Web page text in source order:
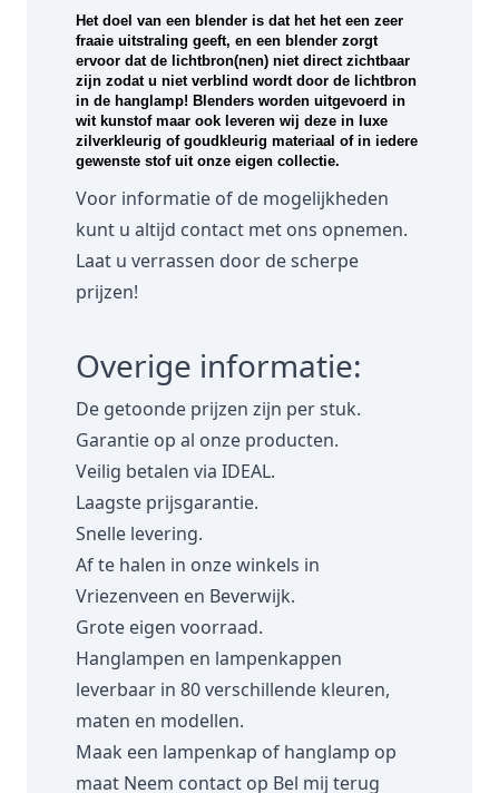
Het doel van een blender is dat het het een zeer
fraaie uitstraling geeft, en een blender zorgt
ervoor dat de lichtbron(nen) niet direct zichtbaar
zijn zodat u niet verblind wordt door de lichtbron
in de hanglamp! Blenders worden uitgevoerd in
wit kunstof maar ook leveren wij deze in luxe
zilverkleurig of goudkleurig materiaal of in iedere
gewenste stof uit onze eigen collectie.
Voor informatie of de mogelijkheden
kunt u altijd contact met ons opnemen.
Laat u verrassen door de scherpe
prijzen!
Overige informatie:
De getoonde prijzen zijn per stuk.
Garantie op al onze producten.
Veilig betalen via IDEAL.
Laagste prijsgarantie.
Snelle levering.
Af te halen in onze winkels in
Vriezenveen en Beverwijk.
Grote eigen voorraad.
Hanglampen en lampenkappen
leverbaar in 80 verschillende kleuren,
maten en modellen.
Maak een lampenkap of hanglamp op
maat Neem contact op Bel mij terug